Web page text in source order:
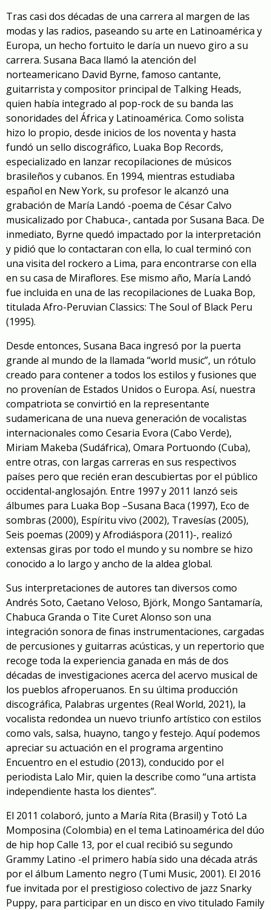
Tras casi dos décadas de una carrera al margen de las
modas y las radios, paseando su arte en Latinoamérica y
Europa, un hecho fortuito le daría un nuevo giro a su
carrera. Susana Baca llamó la atención del
norteamericano David Byrne, famoso cantante,
guitarrista y compositor principal de Talking Heads,
quien había integrado al pop-rock de su banda las
sonoridades del África y Latinoamérica. Como solista
hizo lo propio, desde inicios de los noventa y hasta
fundó un sello discográfico, Luaka Bop Records,
especializado en lanzar recopilaciones de músicos
brasileños y cubanos. En 1994, mientras estudiaba
español en New York, su profesor le alcanzó una
grabación de María Landó -poema de César Calvo
musicalizado por Chabuca-, cantada por Susana Baca. De
inmediato, Byrne quedó impactado por la interpretación
y pidió que lo contactaran con ella, lo cual terminó con
una visita del rockero a Lima, para encontrarse con ella
en su casa de Miraflores. Ese mismo año, María Landó
fue incluida en una de las recopilaciones de Luaka Bop,
titulada Afro-Peruvian Classics: The Soul of Black Peru
(1995).
Desde entonces, Susana Baca ingresó por la puerta
grande al mundo de la llamada “world music”, un rótulo
creado para contener a todos los estilos y fusiones que
no provenían de Estados Unidos o Europa. Así, nuestra
compatriota se convirtió en la representante
sudamericana de una nueva generación de vocalistas
internacionales como Cesaria Evora (Cabo Verde),
Miriam Makeba (Sudáfrica), Omara Portuondo (Cuba),
entre otras, con largas carreras en sus respectivos
países pero que recién eran descubiertas por el público
occidental-anglosajón. Entre 1997 y 2011 lanzó seis
álbumes para Luaka Bop –Susana Baca (1997), Eco de
sombras (2000), Espíritu vivo (2002), Travesías (2005),
Seis poemas (2009) yAfrodiáspora (2011)-, realizó
extensas giras por todo el mundo y su nombre se hizo
conocido a lo largo y ancho de la aldea global.
Sus interpretaciones de autores tan diversos como
Andrés Soto, Caetano Veloso, Björk, Mongo Santamaría,
Chabuca Granda o Tite Curet Alonso son una
integración sonora de finas instrumentaciones, cargadas
de percusiones y guitarras acústicas, y un repertorio que
recoge toda la experiencia ganada en más de dos
décadas de investigaciones acerca del acervo musical de
los pueblos afroperuanos. En su última producción
discográfica, Palabras urgentes (Real World, 2021), la
vocalista redondea un nuevo triunfo artístico con estilos
como vals, salsa, huayno, tango y festejo. Aquí podemos
apreciar su actuación en el programa argentino
Encuentro en el estudio (2013), conducido por el
periodista Lalo Mir, quien la describe como “una artista
independiente hasta los dientes”.
El 2011 colaboró, junto a María Rita (Brasil) y Totó La
Momposina (Colombia) en el tema Latinoamérica del dúo
de hip hop Calle 13, por el cual recibió su segundo
Grammy Latino -el primero había sido una década atrás
por el álbum Lamento negro (Tumi Music, 2001). El 2016
fue invitada por el prestigioso colectivo de jazz Snarky
Puppy, para participar en un disco en vivo titulado Family